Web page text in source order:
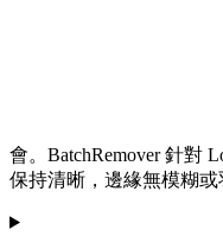
會。BatchRemover 針對
保持清晰，邊緣無模糊或